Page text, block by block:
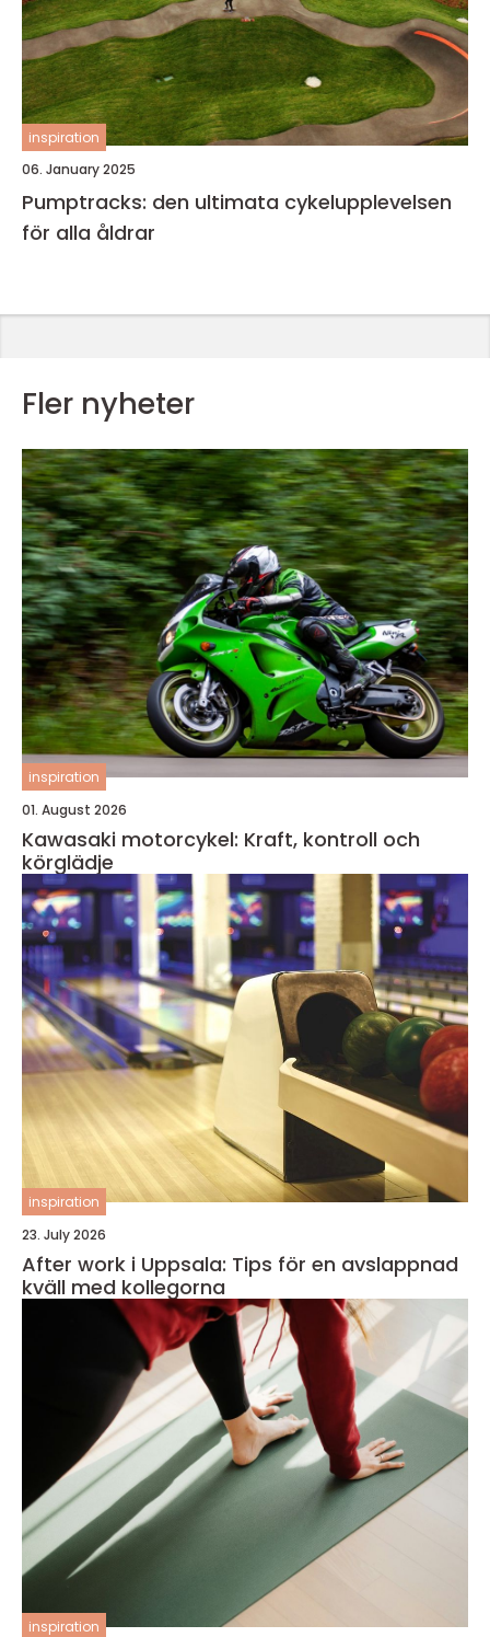
inspiration
06. January 2025
Pumptracks: den ultimata cykelupplevelsen
för alla åldrar
Fler nyheter
inspiration
01. August 2026
Kawasaki motorcykel: Kraft, kontroll och
körglädje
inspiration
23. July 2026
After work i Uppsala: Tips för en avslappnad
kväll med kollegorna
inspiration